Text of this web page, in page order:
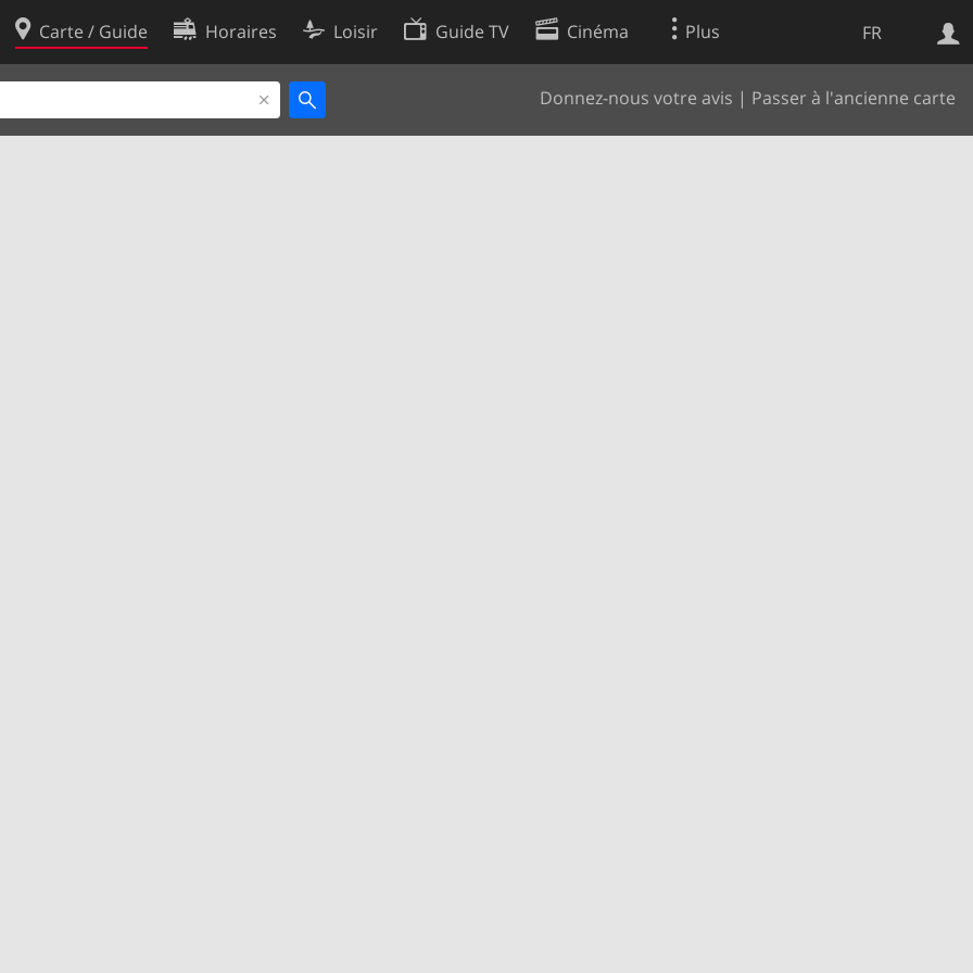
FR
Carte / Guide Horaires Loisir Guide TV Cinéma Plus
Donnez-nous votre avis | Passer à l'ancienne carte
Web
Politique en matière de cookies
Préférences de cookies